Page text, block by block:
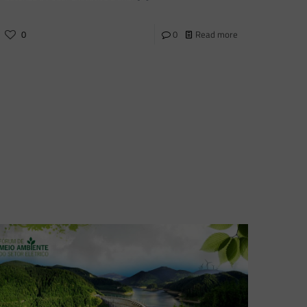
0 0 Read more